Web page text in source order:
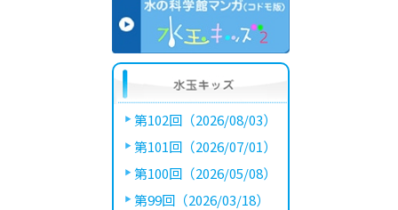
第102回（2026/08/03）
第101回（2026/07/01）
第100回（2026/05/08）
第99回（2026/03/18）